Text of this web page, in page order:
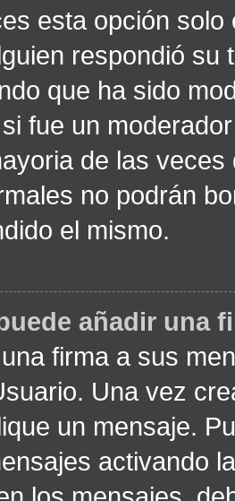
esta opción
respondió
que ha sido
fue un
de las
no podrán
el mismo.
añadir una
firma a sus
Una vez
un mensaje.
activando